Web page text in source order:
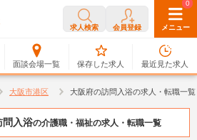
求人検索 会員登録 メニュー
面談会場一覧
0
保存した求人
0
最近見た求人
大阪市港区 大阪府の訪問入浴の求人・転職一覧
問入浴の介護職・福祉の求人・転職一覧